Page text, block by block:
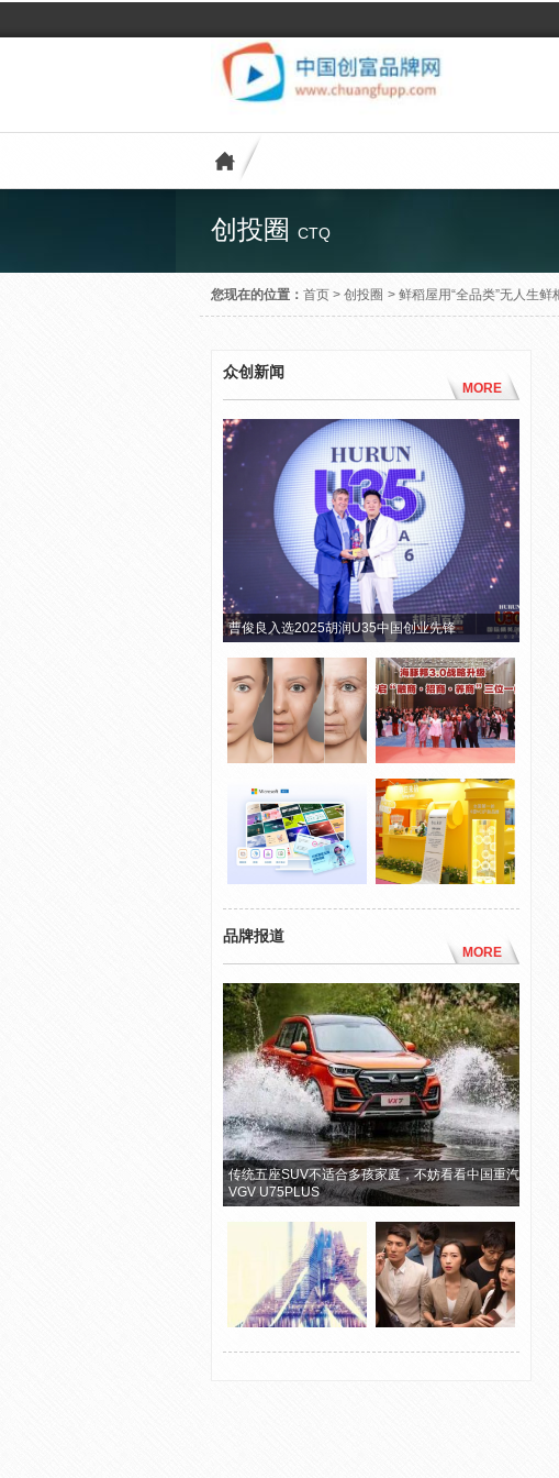
创投圈 CTQ
您现在的位置： 首页 > 创投圈 > 鲜稻屋用“全品类”无人生
众创新闻
MORE
曹俊良入选2025胡润U35中国创业先锋
品牌报道
MORE
传统五座SUV不适合多孩家庭，不妨看看中国重汽
VGV U75PLUS